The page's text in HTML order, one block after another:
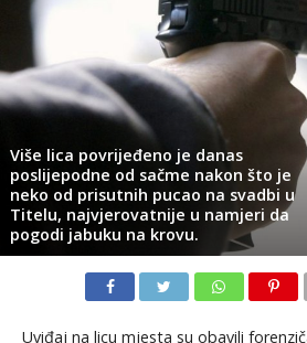
​Više lica povrijeđeno je danas
poslijepodne od sačme nakon što je
neko od prisutnih pucao na svadbi u
Titelu, najvjerovatnije u namjeri da
pogodi jabuku na krovu.
Uviđaj na licu mjesta su obavili